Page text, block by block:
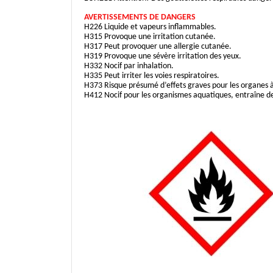
AVERTISSEMENTS DE DANGERS
H226 Liquide et vapeurs inflammables.
H315 Provoque une irritation cutanée.
H317 Peut provoquer une allergie cutanée.
H319 Provoque une sévère irritation des yeux.
H332 Nocif par inhalation.
H335 Peut irriter les voies respiratoires.
H373 Risque présumé d’effets graves pour les
H412 Nocif pour les organismes aquatiques, entraîne